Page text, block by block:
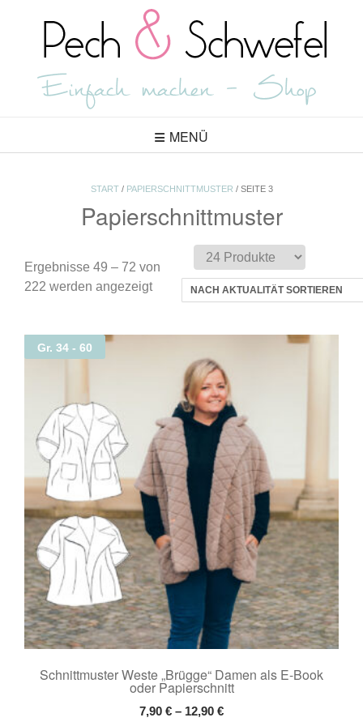
MENÜ
START/ PAPIERSCHNITTMUSTER / SEITE 3
Papierschnittmuster
Ergebnisse 49 – 72 von
222 werden angezeigtNach
Aktualität
Gr. 34 - 60
Schnittmuster Weste „Brügge“ Damen als E-Book
oder Papierschnitt
7,90 € – 12,90 €